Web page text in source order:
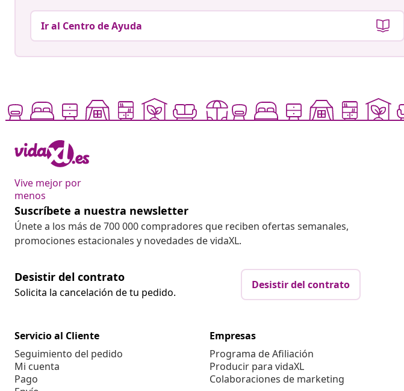
Ir al Centro de Ayuda
Vive mejor por
menos
Suscríbete a nuestra newsletter
Únete a los más de 700 000 compradores que reciben ofertas semanales,
promociones estacionales y novedades de vidaXL.
Desistir del contrato
Solicita la cancelación de tu pedido.
Desistir del contrato
Servicio al Cliente
Seguimiento del pedido
Mi cuenta
Pago
Empresas
Programa de Afiliación
Producir para vidaXL
Colaboraciones de marketing